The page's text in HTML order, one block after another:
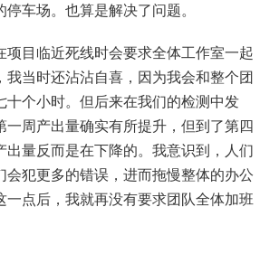
车场。也算是解决了问题。
项目临近死线时会要求全体工作室一起
我当时还沾沾自喜，因为我会和整个团
十个小时。但后来在我们的检测中发
一周产出量确实有所提升，但到了第四
出量反而是在下降的。我意识到，人们
会犯更多的错误，进而拖慢整体的办公
一点后，我就再没有要求团队全体加班